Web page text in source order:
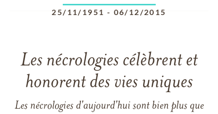
25/11/1951 - 06/12/2015
Les nécrologies célèbrent et
honorent des vies uniques
Les nécrologies d'aujourd'hui sont bien plus que